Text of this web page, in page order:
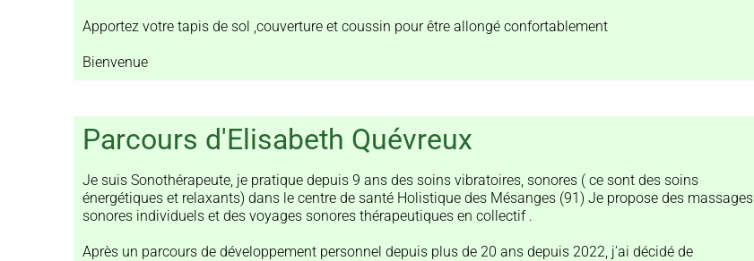
Apportez votre tapis de sol ,couverture et coussin pour être allongé confortablement
Bienvenue
Parcours d'Elisabeth Quévreux
Je suis Sonothérapeute, je pratique depuis 9 ans des soins vibratoires, sonores ( ce sont des soins
énergétiques et relaxants) dans le centre de santé Holistique des Mésanges (91) Je propose des massages
sonores individuels et des voyages sonores thérapeutiques en collectif .
Après un parcours de développement personnel depuis plus de 20 ans depuis 2022, j’ai décidé de